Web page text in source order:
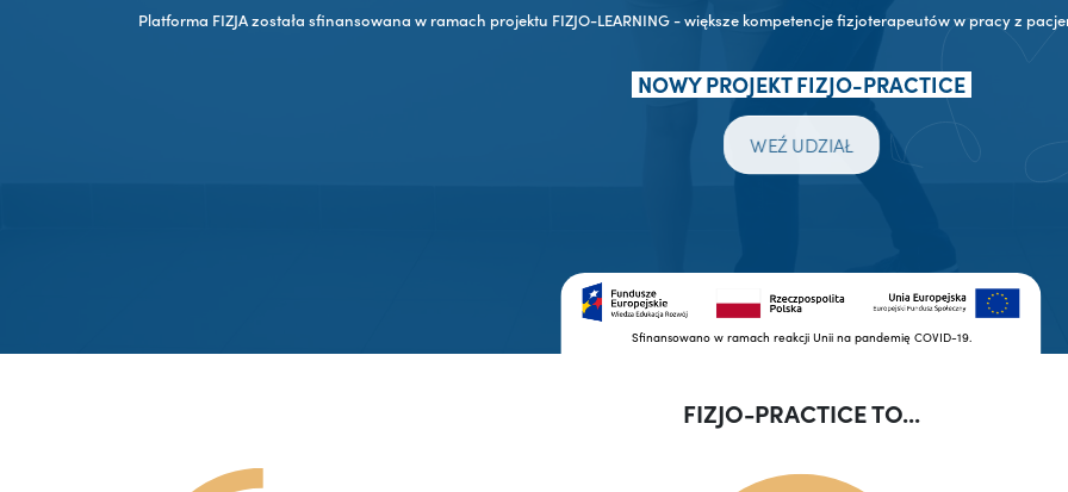
Sfinansowano w ramach reakcji Unii na pandemię COVID-19.
Platforma FIZJA została sfinansowana w ramach projektu FIZJO-LEARNING - większe kompetencje fizjoterapeutów w pracy z
NOWY PROJEKT FIZJO-PRACTICE
WEŹ UDZIAŁ
FIZJO-PRACTICE TO...